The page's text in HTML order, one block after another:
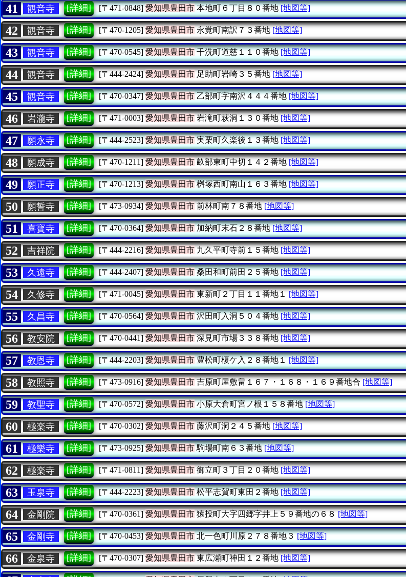
41 観音寺 [詳細] [〒471-0848] 愛知県豊田市本地町６丁目８０番地 [地図等]
42 観音寺 [詳細] [〒470-1205] 愛知県豊田市永覚町南訳７３番地 [地図等]
43 観音寺 [詳細] [〒470-0545] 愛知県豊田市千洗町道慈１１０番地 [地図等]
44 観音寺 [詳細] [〒444-2424] 愛知県豊田市足助町岩崎３５番地 [地図等]
45 観音寺 [詳細] [〒470-0347] 愛知県豊田市乙部町字南沢４４４番地 [地図等]
46 岩瀧寺 [詳細] [〒471-0003] 愛知県豊田市岩滝町萩洞１３０番地 [地図等]
47 願永寺 [詳細] [〒444-2523] 愛知県豊田市実栗町久楽後１３番地 [地図等]
48 願成寺 [詳細] [〒470-1211] 愛知県豊田市畝部東町中切１４２番地 [地図等]
49 願正寺 [詳細] [〒470-1213] 愛知県豊田市桝塚西町南山１６３番地 [地図等]
50 願誓寺 [詳細] [〒473-0934] 愛知県豊田市前林町南７８番地 [地図等]
51 喜寳寺 [詳細] [〒470-0364] 愛知県豊田市加納町末石２８番地 [地図等]
52 吉祥院 [詳細] [〒444-2216] 愛知県豊田市九久平町寺前１５番地 [地図等]
53 久遠寺 [詳細] [〒444-2407] 愛知県豊田市桑田和町前田２５番地 [地図等]
54 久修寺 [詳細] [〒471-0045] 愛知県豊田市東新町２丁目１１番地１ [地図等]
55 久昌寺 [詳細] [〒470-0564] 愛知県豊田市沢田町入洞５０４番地 [地図等]
56 教安院 [詳細] [〒470-0441] 愛知県豊田市深見町市場３３８番地 [地図等]
57 教恩寺 [詳細] [〒444-2203] 愛知県豊田市豊松町榎ケ入２８番地１ [地図等]
58 教照寺 [詳細] [〒473-0916] 愛知県豊田市吉原町屋敷畠１６７・１６８・１６９番地合 [地図等]
59 教聖寺 [詳細] [〒470-0572] 愛知県豊田市小原大倉町宮ノ根１５８番地 [地図等]
60 極楽寺 [詳細] [〒470-0302] 愛知県豊田市藤沢町洞２４５番地 [地図等]
61 極樂寺 [詳細] [〒473-0925] 愛知県豊田市駒場町南６３番地 [地図等]
62 極楽寺 [詳細] [〒471-0811] 愛知県豊田市御立町３丁目２０番地 [地図等]
63 玉泉寺 [詳細] [〒444-2223] 愛知県豊田市松平志賀町東田２番地 [地図等]
64 金剛院 [詳細] [〒470-0361] 愛知県豊田市猿投町大字四郷字井上５９番地の６８ [地図等]
65 金剛寺 [詳細] [〒470-0453] 愛知県豊田市北一色町川原２７８番地３ [地図等]
66 金泉寺 [詳細] [〒470-0307] 愛知県豊田市東広瀬町神田１２番地 [地図等]